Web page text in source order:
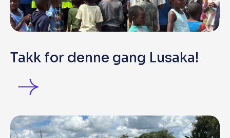
Takk for denne gang Lusaka!